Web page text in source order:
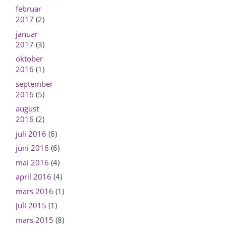
februar
2017 (2)
januar
2017 (3)
oktober
2016 (1)
september
2016 (5)
august
2016 (2)
juli 2016 (6)
juni 2016 (6)
mai 2016 (4)
april 2016 (4)
mars 2016 (1)
juli 2015 (1)
mars 2015 (8)